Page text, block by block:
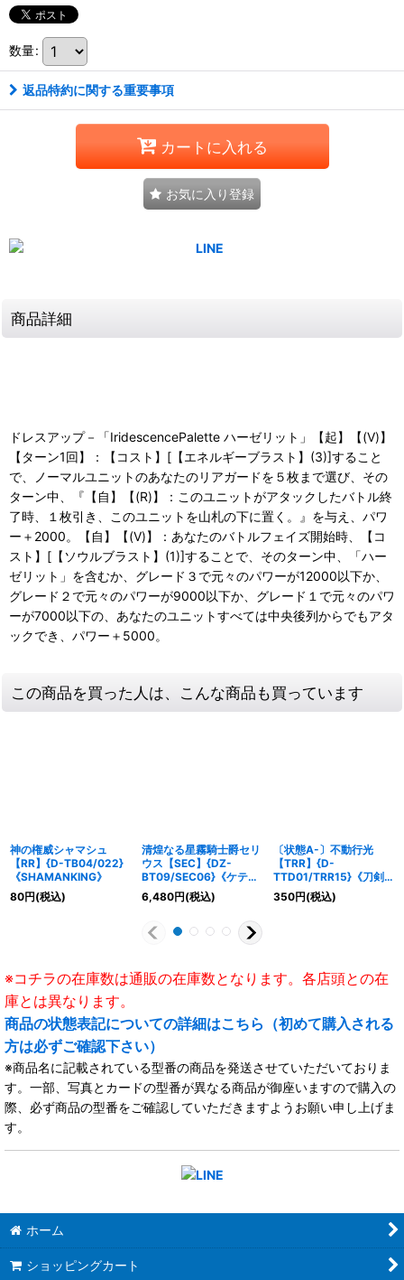
数量:
返品特約に関する重要事項
カートに入れる
お気に入り登録
商品詳細
ドレスアップ－「IridescencePalette ハーゼリット」【起】【(V)】
【ターン1回】：【コスト】[【エネルギーブラスト】(3)]すること
で、ノーマルユニットのあなたのリアガードを５枚まで選び、その
ターン中、『【自】【(R)】：このユニットがアタックしたバトル終
了時、１枚引き、このユニットを山札の下に置く。』を与え、パワ
ー＋2000。【自】【(V)】：あなたのバトルフェイズ開始時、【コ
スト】[【ソウルブラスト】(1)]することで、そのターン中、「ハー
ゼリット」を含むか、グレード３で元々のパワーが12000以下か、
グレード２で元々のパワーが9000以下か、グレード１で元々のパワ
ーが7000以下の、あなたのユニットすべては中央後列からでもアタ
ックでき、パワー＋5000。
この商品を買った人は、こんな商品も買っています
神の権威シャマシュ
【RR】{D-TB04/022}
《SHAMANKING》
80円(税込)
清煌なる星霧騎士爵セリ
ウス【SEC】{DZ-
BT09/SEC06}《ケテル
サンクチュアリ》
6,480円(税込)
〔状態A-〕不動行光
【TRR】{D-
TTD01/TRR15}《刀剣
乱舞》
350円(税込)
※コチラの在庫数は通販の在庫数となります。各店頭との在
庫とは異なります。
商品の状態表記についての詳細はこちら（初めて購入される
方は必ずご確認下さい）
※商品名に記載されている型番の商品を発送させていただいておりま
す。一部、写真とカードの型番が異なる商品が御座いますので購入の
際、必ず商品の型番をご確認していただきますようお願い申し上げま
す。
ホーム
ショッピングカート